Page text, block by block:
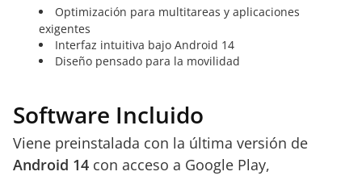
Optimización para multitareas y aplicaciones
exigentes
Interfaz intuitiva bajo Android 14
Diseño pensado para la movilidad
Software Incluido
Viene preinstalada con la última versión de
Android 14 con acceso a Google Play,